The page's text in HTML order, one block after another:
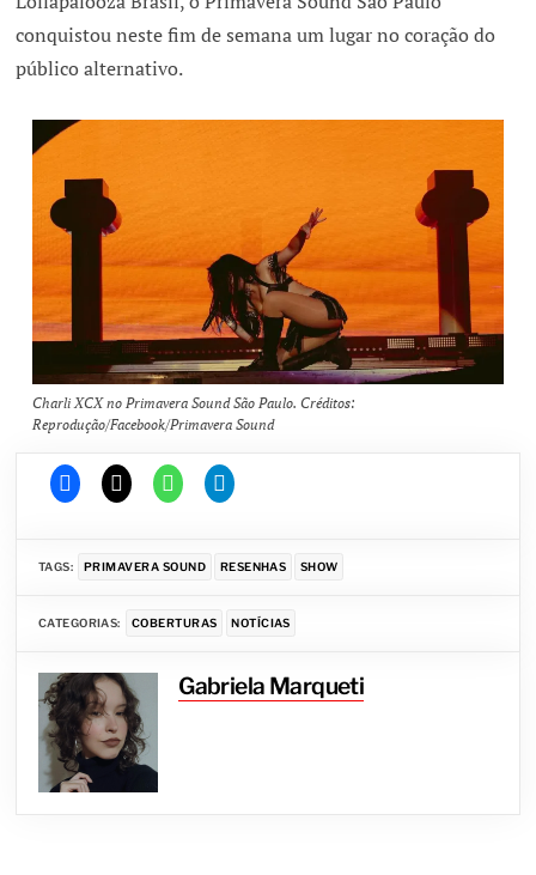
conquistou neste fim de semana um lugar no coração do
público alternativo.
Charli XCX no Primavera Sound São Paulo. Créditos:
Reprodução/Facebook/Primavera Sound
TAGS: PRIMAVERA SOUND RESENHAS SHOW
CATEGORIAS: COBERTURAS NOTÍCIAS
Gabriela Marqueti